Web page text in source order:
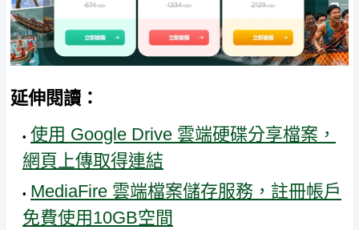
延伸閱讀：
使用 Google Drive 雲端硬碟分享檔案，
網頁上傳取得連結
MediaFire 雲端檔案儲存服務，註冊帳戶
免費使用10GB空間